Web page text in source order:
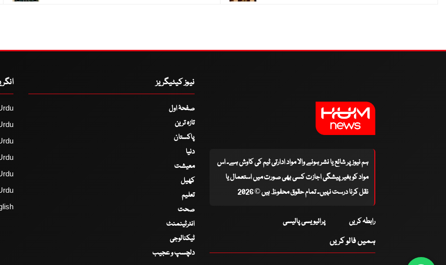
ہم نیوز پر شائع یا نشر ہونے والا مواد ادارتی ٹیم کی کاوش ہے۔ اس
مواد کو بغیر پیشگی اجازت کسی بھی صورت میں استعمال یا
نقل کرنا درست نہیں۔ تمام حقوق محفوظ ہیں © 2026
رابطہ کریں پرائیویسی پالیسی
ہمیں فالو کریں
نیوز کیٹیگریز
صفحۂ اول
تازہ ترین
پاکستان
دنیا
معیشت
کھیل
تعلیم
صحت
انٹرٹینمنٹ
ٹیکنالوجی
دلچسپ و عجیب